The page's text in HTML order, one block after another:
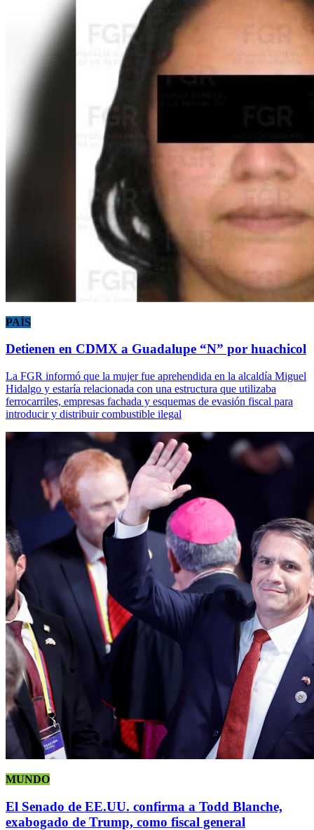
PAÍS
Detienen en CDMX a Guadalupe “N” por huachicol
La FGR informó que la mujer fue aprehendida en la alcaldía Miguel
Hidalgo y estaría relacionada con una estructura que utilizaba
ferrocarriles, empresas fachada y esquemas de evasión fiscal para
introducir y distribuir combustible ilegal
MUNDO
El Senado de EE.UU. confirma a Todd Blanche,
exabogado de Trump, como fiscal general